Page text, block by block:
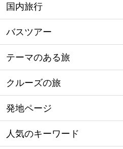
国内旅行
バスツアー
テーマのある旅
クルーズの旅
発地ページ
人気のキーワード